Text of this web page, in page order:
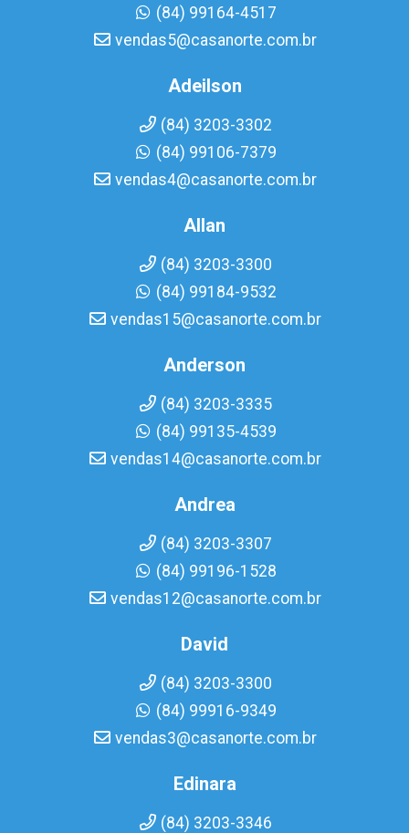
(84) 99164-4517
vendas5@casanorte.com.br
Adeilson
(84) 3203-3302
(84) 99106-7379
vendas4@casanorte.com.br
Allan
(84) 3203-3300
(84) 99184-9532
vendas15@casanorte.com.br
Anderson
(84) 3203-3335
(84) 99135-4539
vendas14@casanorte.com.br
Andrea
(84) 3203-3307
(84) 99196-1528
vendas12@casanorte.com.br
David
(84) 3203-3300
(84) 99916-9349
vendas3@casanorte.com.br
Edinara
(84) 3203-3346